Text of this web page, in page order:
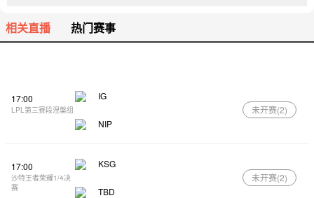
相关直播 热门赛事
17:00
LPL第三赛段涅槃组
IG
NIP
未开赛(2)
17:00
沙特王者荣耀1/4决
赛
KSG
TBD
未开赛(2)